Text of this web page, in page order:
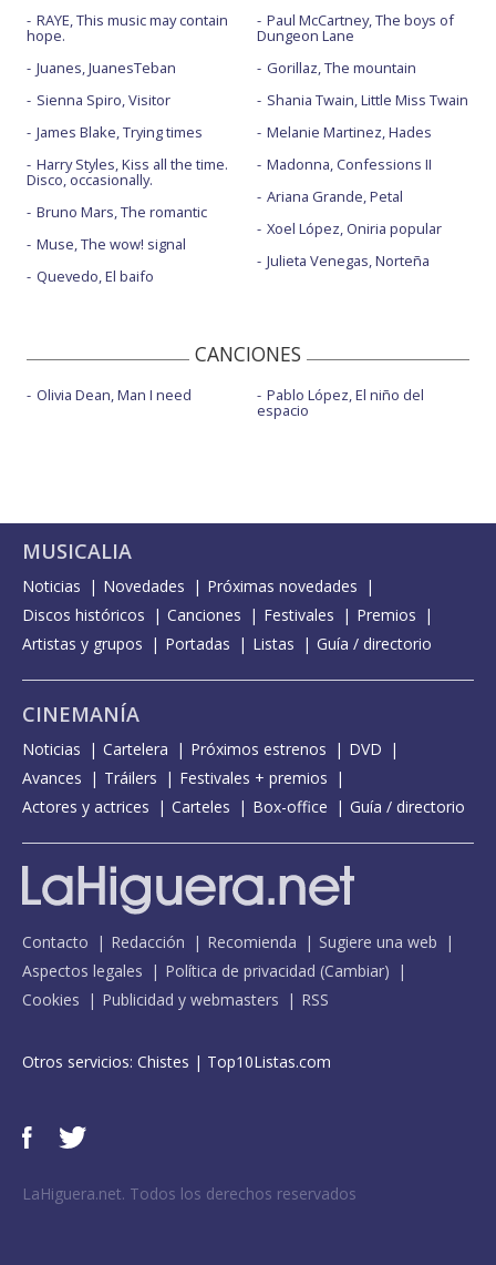
RAYE, This music may contain
hope.
Juanes, JuanesTeban
Sienna Spiro, Visitor
James Blake, Trying times
Harry Styles, Kiss all the time.
Disco, occasionally.
Bruno Mars, The romantic
Muse, The wow! signal
Quevedo, El baifo
Paul McCartney, The boys of
Dungeon Lane
Gorillaz, The mountain
Shania Twain, Little Miss Twain
Melanie Martinez, Hades
Madonna, Confessions II
Ariana Grande, Petal
Xoel López, Oniria popular
Julieta Venegas, Norteña
CANCIONES
Olivia Dean, Man I need Pablo López, El niño del
espacio
MUSICALIA
Noticias Novedades
Próximas novedades
Discos históricos
Canciones Festivales
Premios
Artistas y grupos
Portadas Listas Guía / directorio
CINEMANÍA
Noticias Cartelera Próximos estrenos
DVD
Avances
Tráilers
Festivales + premios
Actores y actrices
Carteles Box-office Guía / directorio
Contacto Redacción Recomienda
Sugiere una web
Aspectos legales
Política de privacidad (Cambiar)
Cookies
Publicidad y webmasters RSS
Otros servicios: Chistes | Top10Listas.com
LaHiguera.net. Todos los derechos reservados